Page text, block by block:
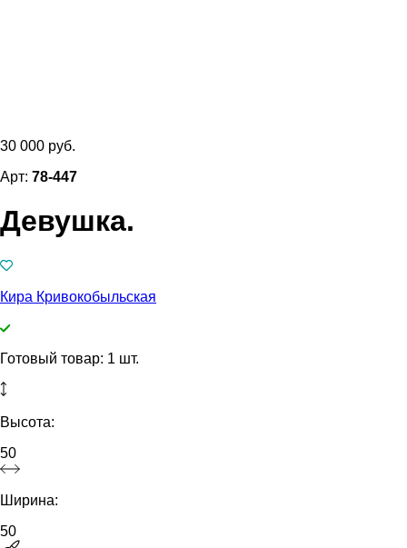
30 000 руб.
Арт: 78-447
Девушка.
Кира Кривокобыльская
Готовый товар: 1 шт.
Высота:
50
Ширина:
50